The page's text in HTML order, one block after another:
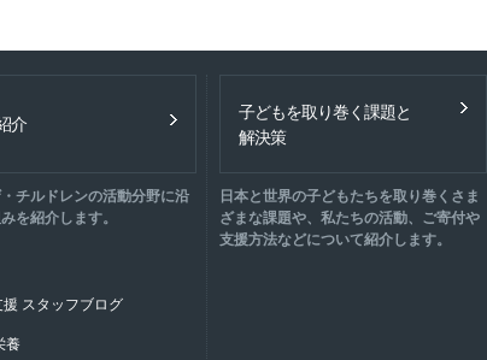
介
チルドレンの活動分野に沿
を紹介します。
援 スタッフブログ
養
子どもを取り巻く課題と
解決策
日本と世界の子どもたちを取り巻くさま
ざまな課題や、私たちの活動、ご寄付や
支援方法などについて紹介します。